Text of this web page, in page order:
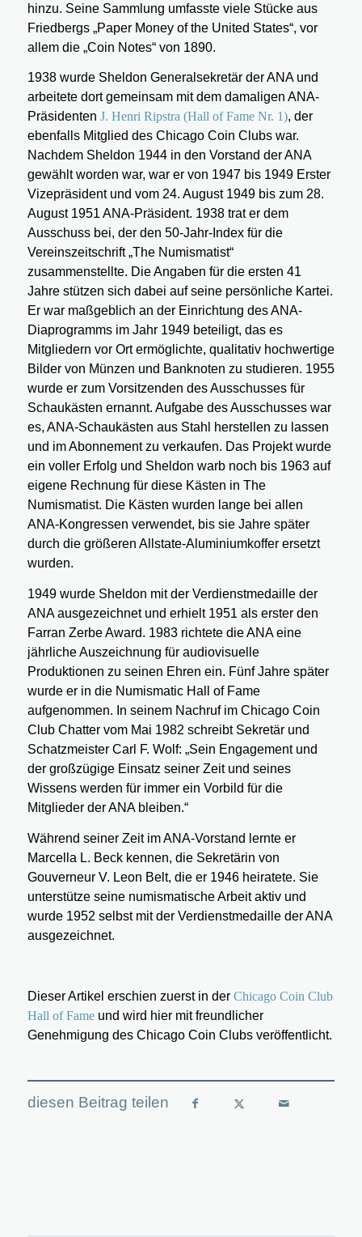
hinzu. Seine Sammlung umfasste viele Stücke aus
Friedbergs „Paper Money of the United States“, vor
allem die „Coin Notes“ von 1890.
1938 wurde Sheldon Generalsekretär der ANA und
arbeitete dort gemeinsam mit dem damaligen ANA-
Präsidenten J. Henri Ripstra (Hall of Fame Nr. 1), der
ebenfalls Mitglied des Chicago Coin Clubs war.
Nachdem Sheldon 1944 in den Vorstand der ANA
gewählt worden war, war er von 1947 bis 1949 Erster
Vizepräsident und vom 24. August 1949 bis zum 28.
August 1951 ANA-Präsident. 1938 trat er dem
Ausschuss bei, der den 50-Jahr-Index für die
Vereinszeitschrift „The Numismatist“
zusammenstellte. Die Angaben für die ersten 41
Jahre stützen sich dabei auf seine persönliche Kartei.
Er war maßgeblich an der Einrichtung des ANA-
Diaprogramms im Jahr 1949 beteiligt, das es
Mitgliedern vor Ort ermöglichte, qualitativ hochwertige
Bilder von Münzen und Banknoten zu studieren. 1955
wurde er zum Vorsitzenden des Ausschusses für
Schaukästen ernannt. Aufgabe des Ausschusses war
es, ANA-Schaukästen aus Stahl herstellen zu lassen
und im Abonnement zu verkaufen. Das Projekt wurde
ein voller Erfolg und Sheldon warb noch bis 1963 auf
eigene Rechnung für diese Kästen in The
Numismatist. Die Kästen wurden lange bei allen
ANA-Kongressen verwendet, bis sie Jahre später
durch die größeren Allstate-Aluminiumkoffer ersetzt
wurden.
1949 wurde Sheldon mit der Verdienstmedaille der
ANA ausgezeichnet und erhielt 1951 als erster den
Farran Zerbe Award. 1983 richtete die ANA eine
jährliche Auszeichnung für audiovisuelle
Produktionen zu seinen Ehren ein. Fünf Jahre später
wurde er in die Numismatic Hall of Fame
aufgenommen. In seinem Nachruf im Chicago Coin
Club Chatter vom Mai 1982 schreibt Sekretär und
Schatzmeister Carl F. Wolf: „Sein Engagement und
der großzügige Einsatz seiner Zeit und seines
Wissens werden für immer ein Vorbild für die
Mitglieder der ANA bleiben.“
Während seiner Zeit im ANA-Vorstand lernte er
Marcella L. Beck kennen, die Sekretärin von
Gouverneur V. Leon Belt, die er 1946 heiratete. Sie
unterstütze seine numismatische Arbeit aktiv und
wurde 1952 selbst mit der Verdienstmedaille der ANA
ausgezeichnet.
Dieser Artikel erschien zuerst in der Chicago Coin Club
Hall of Fameund wird hier mit freundlicher
Genehmigung des Chicago Coin Clubs veröffentlicht.